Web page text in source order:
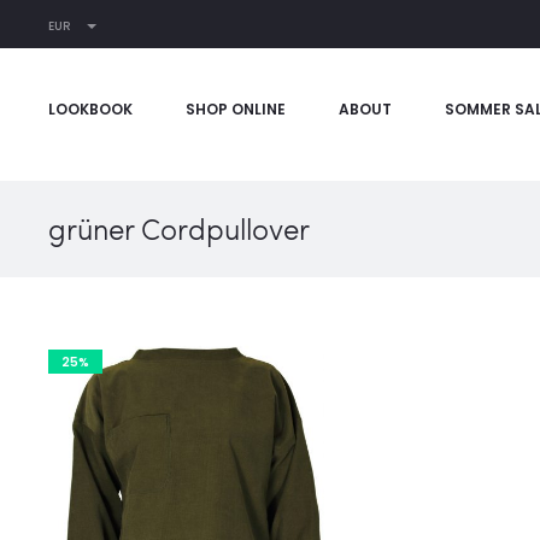
EUR
LOOKBOOK SHOP ONLINE ABOUT SOMMER
grüner Cordpullover
25%